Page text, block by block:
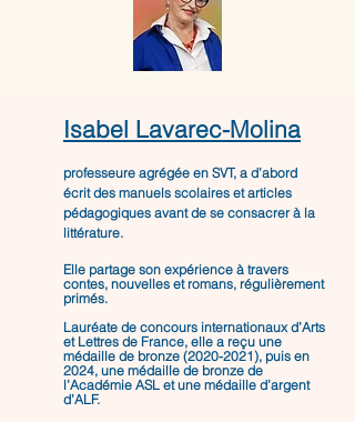
Isabel Lavarec-Molina
professeure agrégée en SVT, a d’abord
écrit des manuels scolaires et articles
pédagogiques avant de se consacrer à la
littérature.
Elle partage son expérience à travers
contes, nouvelles et romans, régulièrement
primés.
Lauréate de concours internationaux d’Arts
et Lettres de France, elle a reçu une
médaille de bronze (2020-2021), puis en
2024, une médaille de bronze de
l’Académie ASL et une médaille d’argent
d’ALF.
All Posts